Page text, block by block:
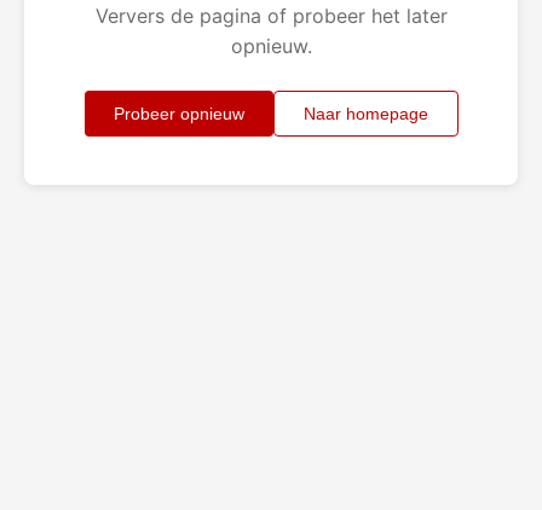
Ververs de pagina of probeer het later
opnieuw.
Probeer opnieuw Naar homepage